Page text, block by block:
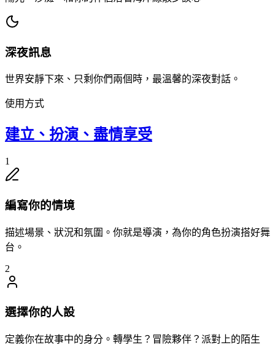
深夜訊息
世界安靜下來、只剩你們兩個時，最溫馨的深夜對話。
使用方式
建立、扮演、盡情享受
1
編寫你的情境
描述場景、狀況和氛圍。你就是導演，為你的角色扮演搭好舞
台。
2
選擇你的人設
定義你在故事中的身分。轉學生？冒險夥伴？派對上的陌生